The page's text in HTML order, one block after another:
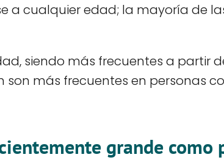
a cualquier edad; la mayoría de
siendo más frecuentes a partir
son más frecuentes en personas
grande como